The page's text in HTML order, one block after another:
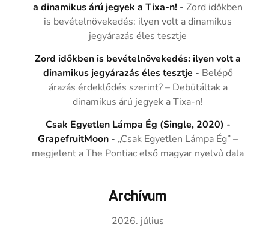
a dinamikus árú jegyek a Tixa-n! -Zord időkben
is bevételnövekedés: ilyen volt a dinamikus
jegyárazás éles tesztje
Zord időkben is bevételnövekedés: ilyen volt a
dinamikus jegyárazás éles tesztje - Belépő
árazás érdeklődés szerint? – Debütáltak a
dinamikus árú jegyek a Tixa-n!
Csak Egyetlen Lámpa Ég (Single, 2020) -
GrapefruitMoon - „Csak Egyetlen Lámpa Ég” –
megjelent a The Pontiac első magyar nyelvű dala
Archívum
2026. július